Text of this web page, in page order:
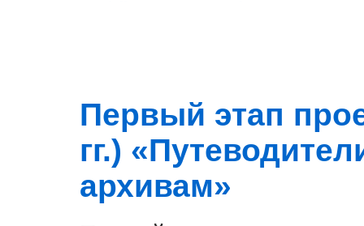
Первый этап
гг.)
архивам»